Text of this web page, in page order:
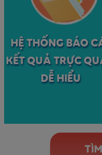
HỆ THỐNG BÁO
KẾT QUẢ TRỰC
DỄ HIỂU